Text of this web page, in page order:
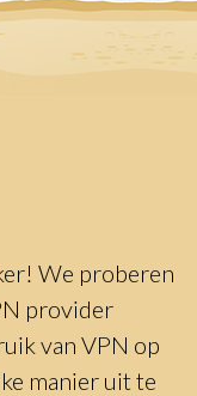
We proberen
provider
van VPN op
manier uit te